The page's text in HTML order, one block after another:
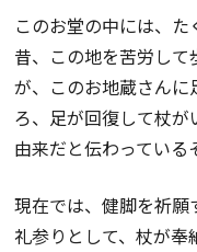
このお堂の中には、た
昔、この地を苦労し
が、このお地蔵さんに
ろ、足が回復して杖
由来だと伝わっている
現在では、健脚を祈
礼参りとして、杖が奉